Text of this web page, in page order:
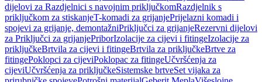
dijelovi za Razdjelnici s navojnim priključkomRazdjelnik s
priključkom za stiskanjeT-komadi za grijanjePrijelazni komadi i
spojevi za grijanje, demontažniPriključci za grijanjeRezervni dijelovi
za Priključci za grijanjePriborIzolacije za cijevi i fitingeIzolacije za
priključkeBrtvila za cijevi i fitingeBrtvila za priključkeBrtve za
fitingePoklopci za cijeviPoklopac za fitingeUčvršćenja za
cijeviUčvršćenja za priključkeSistemske brtveSet vijaka za